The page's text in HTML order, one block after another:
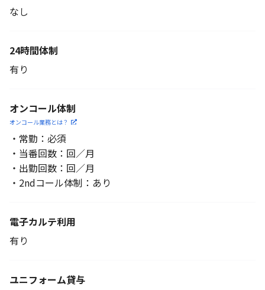
なし
24時間体制
有り
オンコール体制
オンコール業務とは？
・常勤：必須
・当番回数：回／月
・出勤回数：回／月
・2ndコール体制：あり
電子カルテ利用
有り
ユニフォーム貸与